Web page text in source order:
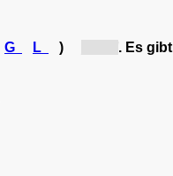
G L )
. Es gibt